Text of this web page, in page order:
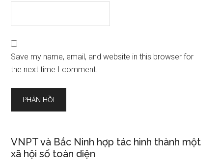
Save my name, email, and website in this browser for
the next time I comment.
VNPT và Bắc Ninh hợp tác hình thành một
xã hội số toàn diện